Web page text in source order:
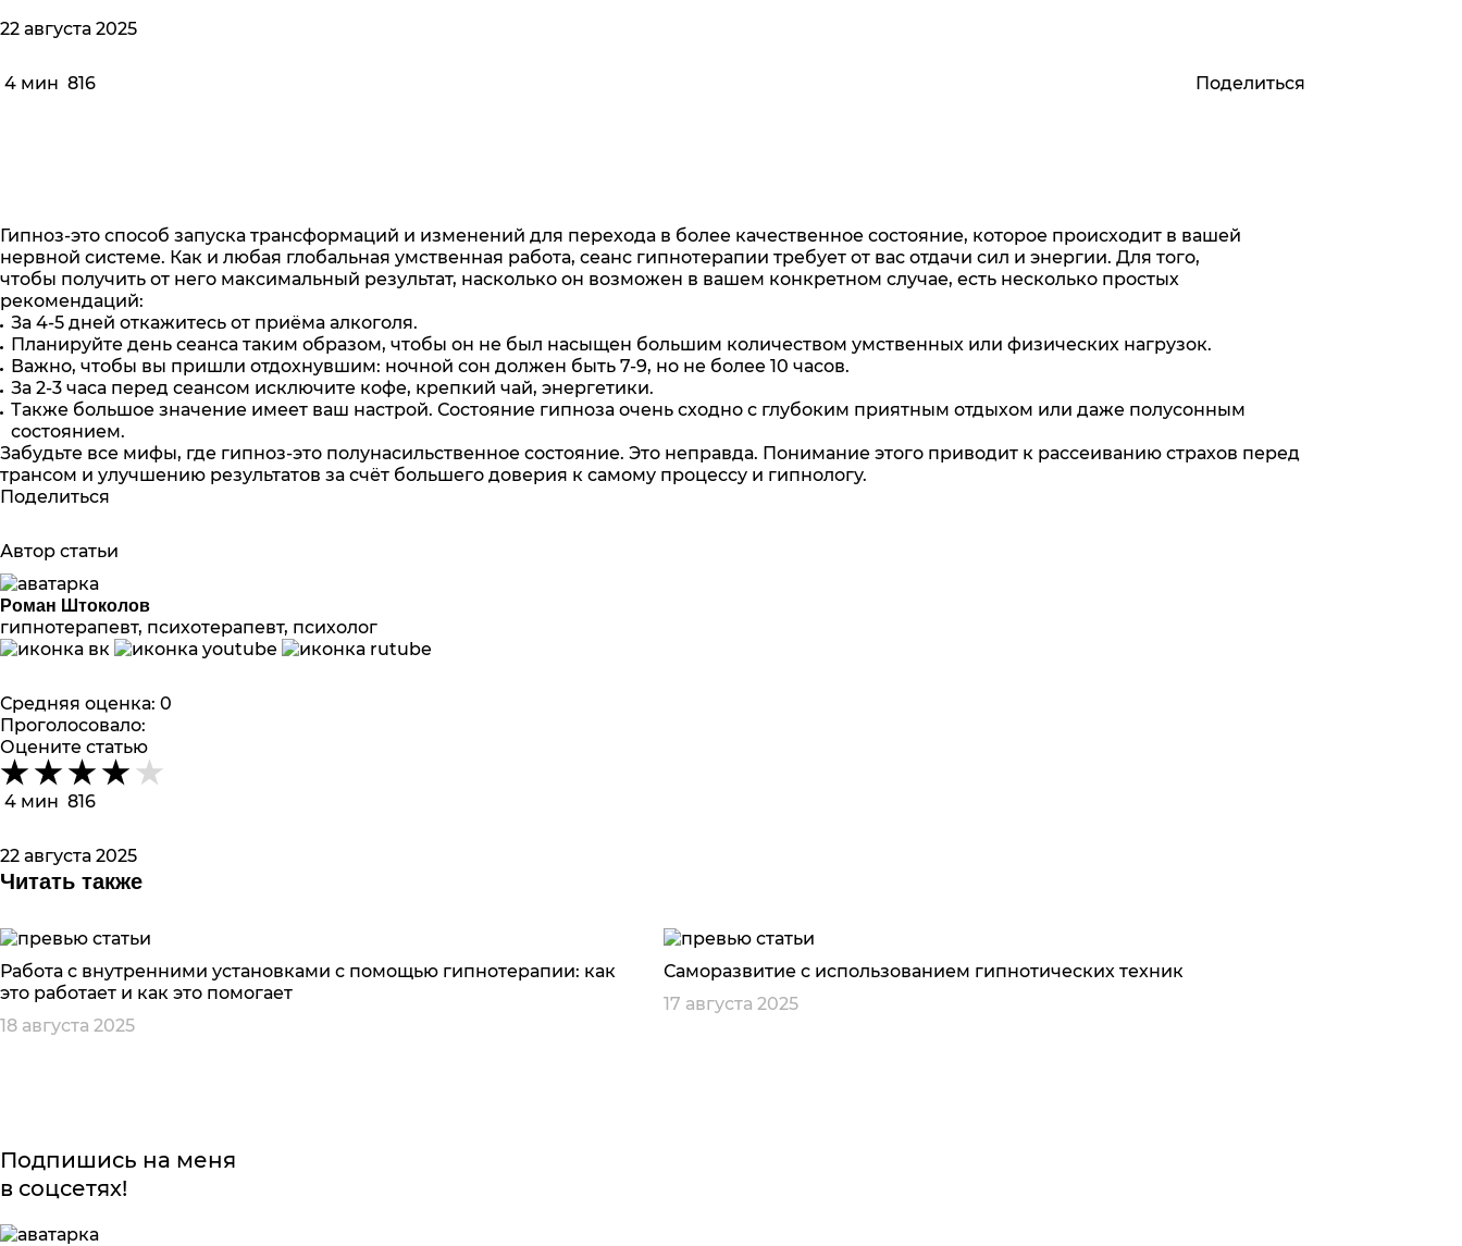
22 августа 2025
4 мин 816 Поделиться
Гипноз-это способ запуска трансформаций и изменений для перехода в более качественное состояние, которое происходит в вашей
нервной системе. Как и любая глобальная умственная работа, сеанс гипнотерапии требует от вас отдачи сил и энергии. Для того,
чтобы получить от него максимальный результат, насколько он возможен в вашем конкретном случае, есть несколько простых
рекомендаций:
За 4-5 дней откажитесь от приёма алкоголя.
Планируйте день сеанса таким образом, чтобы он не был насыщен большим количеством умственных или физических нагрузок.
Важно, чтобы вы пришли отдохнувшим: ночной сон должен быть 7-9, но не более 10 часов.
За 2-3 часа перед сеансом исключите кофе, крепкий чай, энергетики.
Также большое значение имеет ваш настрой. Состояние гипноза очень сходно с глубоким приятным отдыхом или даже полусонным
состоянием.
Забудьте все мифы, где гипноз-это полунасильственное состояние. Это неправда. Понимание этого приводит к рассеиванию страхов перед
трансом и улучшению результатов за счёт большего доверия к самому процессу и гипнологу.
Поделиться
Автор статьи
Роман Штоколов
гипнотерапевт, психотерапевт, психолог
Средняя оценка: 0
Проголосовало:
Оцените статью
4 мин 816
22 августа 2025
Читать также
Работа с внутренними установками с помощью гипнотерапии: как
это работает и как это помогает
18 августа 2025
Саморазвитие с использованием гипнотических техник
17 августа 2025
Подпишись на меня
в соцсетях!